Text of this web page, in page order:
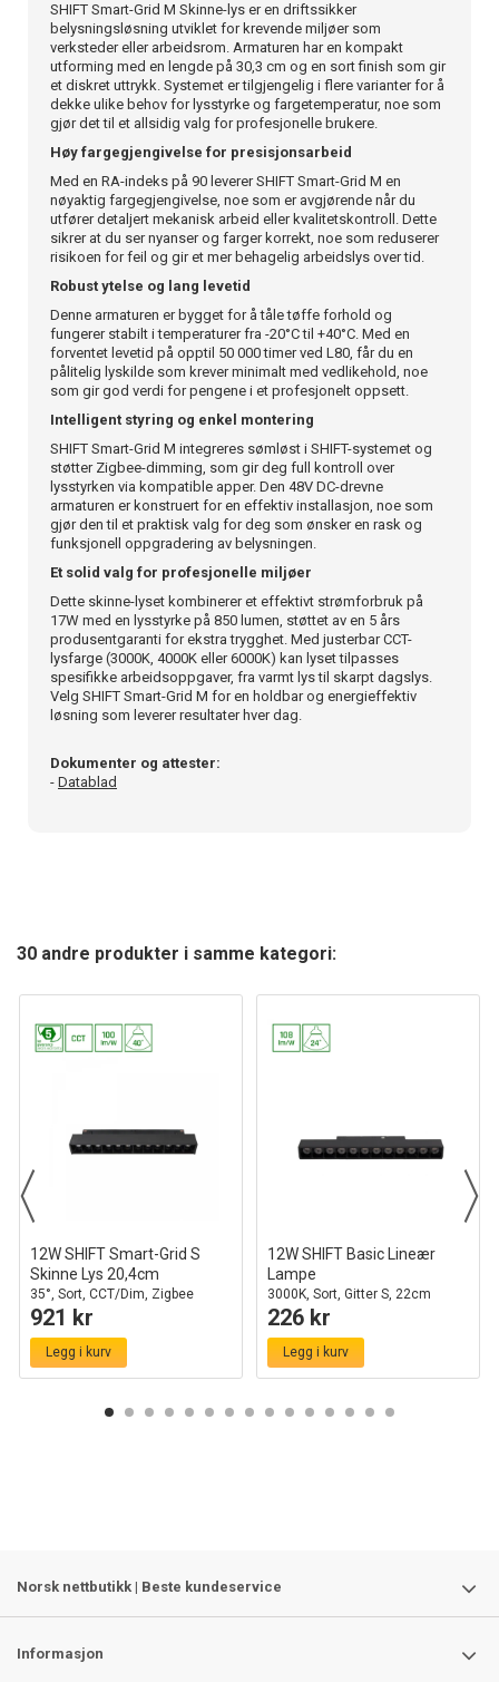
SHIFT Smart-Grid M Skinne-lys er en driftssikker
belysningsløsning utviklet for krevende miljøer som
verksteder eller arbeidsrom. Armaturen har en kompakt
utforming med en lengde på 30,3 cm og en sort finish som gir
et diskret uttrykk. Systemet er tilgjengelig i flere varianter for å
dekke ulike behov for lysstyrke og fargetemperatur, noe som
gjør det til et allsidig valg for profesjonelle brukere.
Høy fargegjengivelse for presisjonsarbeid
Med en RA-indeks på 90 leverer SHIFT Smart-Grid M en
nøyaktig fargegjengivelse, noe som er avgjørende når du
utfører detaljert mekanisk arbeid eller kvalitetskontroll. Dette
sikrer at du ser nyanser og farger korrekt, noe som reduserer
risikoen for feil og gir et mer behagelig arbeidslys over tid.
Robust ytelse og lang levetid
Denne armaturen er bygget for å tåle tøffe forhold og
fungerer stabilt i temperaturer fra -20°C til +40°C. Med en
forventet levetid på opptil 50 000 timer ved L80, får du en
pålitelig lyskilde som krever minimalt med vedlikehold, noe
som gir god verdi for pengene i et profesjonelt oppsett.
Intelligent styring og enkel montering
SHIFT Smart-Grid M integreres sømløst i SHIFT-systemet og
støtter Zigbee-dimming, som gir deg full kontroll over
lysstyrken via kompatible apper. Den 48V DC-drevne
armaturen er konstruert for en effektiv installasjon, noe som
gjør den til et praktisk valg for deg som ønsker en rask og
funksjonell oppgradering av belysningen.
Et solid valg for profesjonelle miljøer
Dette skinne-lyset kombinerer et effektivt strømforbruk på
17W med en lysstyrke på 850 lumen, støttet av en 5 års
produsentgaranti for ekstra trygghet. Med justerbar CCT-
lysfarge (3000K, 4000K eller 6000K) kan lyset tilpasses
spesifikke arbeidsoppgaver, fra varmt lys til skarpt dagslys.
Velg SHIFT Smart-Grid M for en holdbar og energieffektiv
løsning som leverer resultater hver dag.
Dokumenter og attester:
- Datablad
30 andre produkter i samme kategori:
12W SHIFT Smart-Grid S
Skinne Lys 20,4cm
35°, Sort, CCT/Dim, Zigbee
921 kr
Legg i kurv
12W SHIFT Basic Lineær
Lampe
3000K, Sort, Gitter S, 22cm
226 kr
Legg i kurv
Norsk nettbutikk | Beste kundeservice
Informasjon